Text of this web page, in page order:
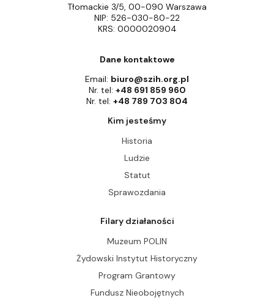
Tłomackie 3/5, 00-090 Warszawa
NIP: 526-030-80-22
KRS: 0000020904
Dane kontaktowe
Email: biuro@szih.org.pl
Nr. tel: +48 691 859 960
Nr. tel: +48 789 703 804
Kim jesteśmy
Historia
Ludzie
Statut
Sprawozdania
Filary działaności
Muzeum POLIN
Żydowski Instytut Historyczny
Program Grantowy
Fundusz Nieobojętnych